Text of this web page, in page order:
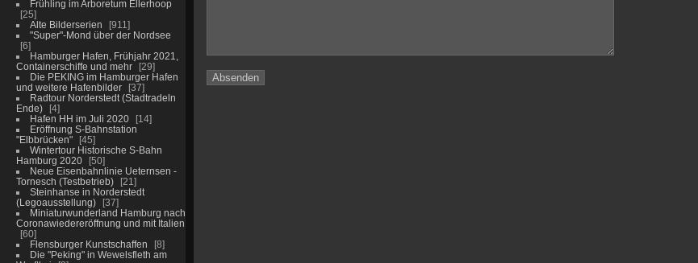
Frühling im Arboretum Ellerhoop
25
Alte Bilderserien
911
"Super"-Mond über der Nordsee
6
Hamburger Hafen, Frühjahr 2021,
Containerschiffe und mehr
29
Die PEKING im Hamburger Hafen
und weitere Hafenbilder
37
Radtour Norderstedt (Stadtradeln
Ende)
4
Hafen HH im Juli 2020
14
Eröffnung S-Bahnstation
"Elbbrücken"
45
Wintertour Historische S-Bahn
Hamburg 2020
50
Neue Eisenbahnlinie Ueternsen -
Tornesch (Testbetrieb)
21
Steinhanse in Norderstedt
(Legoausstellung)
37
Miniaturwunderland Hamburg nach
Coronawiedereröffnung und mit Italien
60
Flensburger Kunstschaffen
8
Die "Peking" in Wewelsfleth am